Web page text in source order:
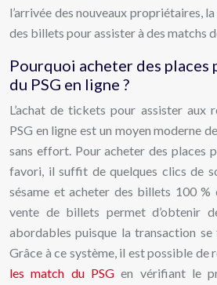
l’arrivée des nouveaux propriétaires,
des billets pour assister à des matchs
Pourquoi acheter des places
du PSG en ligne ?
L’achat de tickets pour assister aux
PSG en ligne est un moyen moderne
sans effort. Pour acheter des places
favori, il suffit de quelques clics de
sésame et acheter des billets 100 %
vente de billets permet d’obtenir
abordables puisque la transaction
Grâce à ce système, il est possible de
les match du PSG en vérifiant le